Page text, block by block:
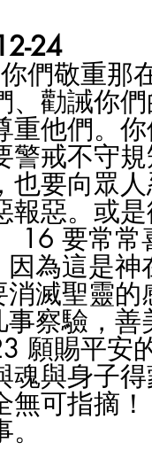
24
們敬重那
、勸誡你
重他們。
警戒不守
也要向眾
報惡。或
16 要常
為這是
滅聖靈的
察驗，
願賜平安
魂與身子
無可指摘